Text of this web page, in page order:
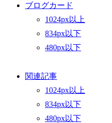
ブログカード
1024px以上
834px以下
480px以下
関連記事
1024px以上
834px以下
480px以下